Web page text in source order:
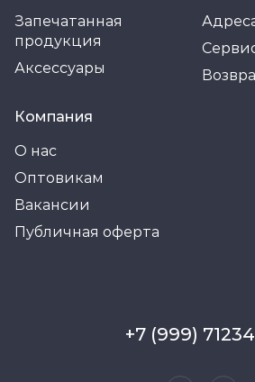
Запечатанная
продукция
Аксессуары
Компания
О нас
Оптовикам
Вакансии
Публичная оферта
+7 (999)